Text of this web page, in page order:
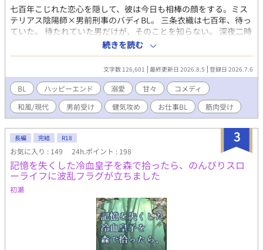
七百年こじれた恋心を隠して、彼は今日も相棒の顔をする。ミス
テリアス陰陽師×男前刑事のバディBL。 三条衣織は七百年、待っ
ていた。 待たれていた男だけが、そのことを知らない。 深夜二時
の玉川上水。笑って死んでいる仏さんの現場で、桃山矢太郎（三
十二・警視庁の刑事）は、やたらと顔のいい「お役所勤め」の男
に出会う。 男の名は三条衣織。内閣官房直轄・特殊霊異対策室
——明治に消えたはずの陰陽寮の成れの果てで、性別も年齢も問
わず万人を魅了する笑顔の持ち主。なのにその魅了が、矢太郎に
だけ、なぜか効かない。 「あなただけ、です」 気づけば矢太郎は
対策室に出向させられ、この胡散くさい美形と相棒にされてい
た。水に呼ばれる事件、フリマアプリの縁切り護符、真夜中の儀
式。東京の底でなにかが動き出している。事件現場に必ず転がっ
ている、季節外れの赤い実とともに。 衣織は勝手に合鍵で上がり
込んで飯を作るし、距離は近いし、セクハラ発言も平常運転だ。
なのに肝心なことはなにも言わない。なんで初対面で俺の名前を
知っていた。なんでお前は、たまに泣きそうな顔で俺を見る。 七
百年ぶんの答え合わせが、いま始まる。 ※現代東京を舞台にした
陰陽道×警察バディもの。基調はシリアス、掛け合いは軽快。七
百年一途の執着攻め（人外）×フラット受け（刑事）のスロー
甘、中盤以降に糖度高めの性描写あり。ハッピーエンドです。全
42話・完結済み、毎日更新。 ※ムーンライトノベルズ・アルファ
ポリス・Nolaノベルに同時掲載しています。
続きを読む
文字数 126,601 最終更新日 2026.8.5 登録日 2026.7.6
BL ハッピーエンド 溺愛 甘々
コメディ
和風/現代
男前受け 健気攻め お仕事BL 筋肉受け
3
長編 完結 R18
お気に入り : 149 24h.ポイント : 198
記憶を失くした冷血皇子を森で拾ったら、のんびりスロ
ーライフに波乱フラグが立ちました
初瀬